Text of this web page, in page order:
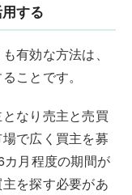
する
有効な方法は、
ことです。
なり売主と売買
で広く買主を募
月程度の期間が
を探す必要があ